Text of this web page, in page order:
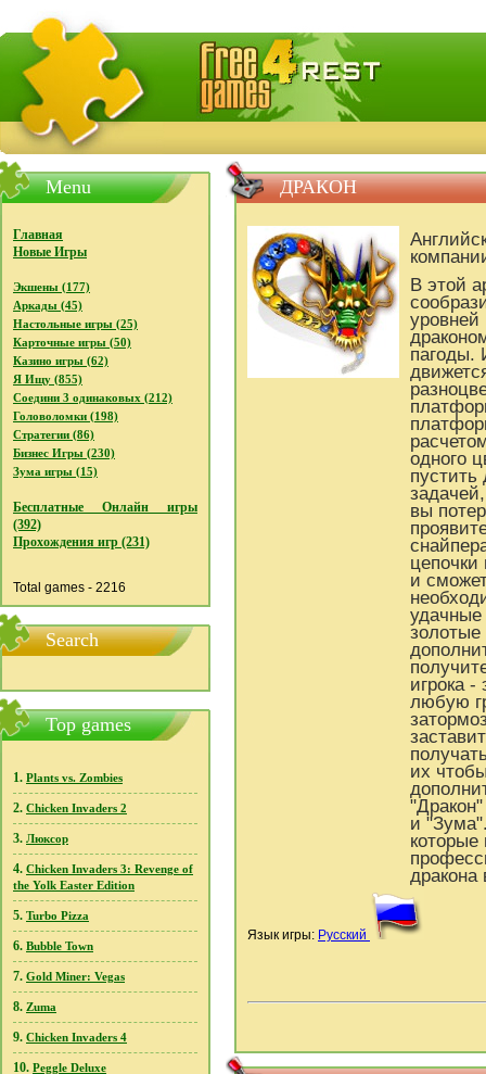
FreeGames4Rrest - Бесплатно скачать игры,
Menu
Главная
Новые Игры
Экшены (177)
Аркады (45)
Настольные игры (25)
Карточные игры (50)
Казино игры (62)
Я Ищу (855)
Соедини 3 одинаковых (212)
Головоломки (198)
Стратегии (86)
Бизнес Игры (230)
Зума игры (15)
Бесплатные Онлайн игры
(392)
Прохождения игр (231)
Total games - 2216
Search
Top games
1. Plants vs. Zombies
2. Chicken Invaders 2
3. Люксор
4. Chicken Invaders 3: Revenge of
the Yolk Easter Edition
5. Turbo Pizza
6. Bubble Town
7. Gold Miner: Vegas
8. Zuma
9. Chicken Invaders 4
10. Peggle Deluxe
ДРАКОН
В этой
пагоды.
одного
пустить
вы
и
игрока
любую
их
и
дракона
Язык игры: Русский